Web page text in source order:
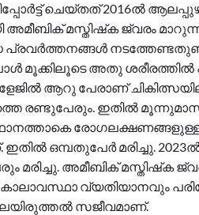
ചെയ്തത് 2016ല്‍
അമീബിക് മസ്തിഷ്‌ക ജ്വരം
മൂക്കിലൂടെ അതു ശരീരത്തില്‍
ആറു പേരാണ്‌
രണ്ടുപേരും. ഇതില്‍
ഒമ്പതുപേര്‍ മരിച്ചു.
മരിച്ചു. അമീബിക് മസ്തിഷ്‌ക
കാലാവസ്ഥാ വ്യതിയാനവും
സജീവമാണ്.